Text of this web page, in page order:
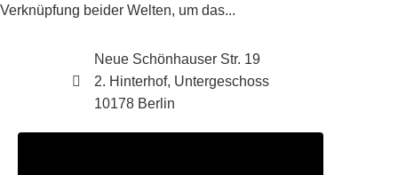
Verknüpfung beider Welten, um das...
Neue Schönhauser Str. 19
2. Hinterhof, Untergeschoss
10178 Berlin